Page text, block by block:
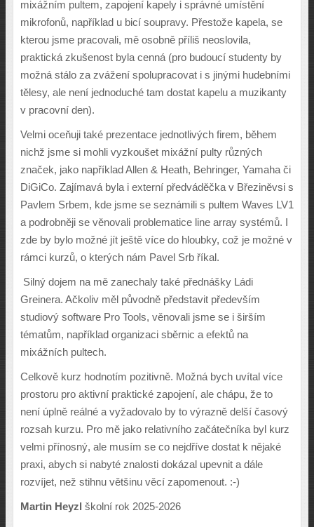
mixážním pultem, zapojení kapely i správné umístění
mikrofonů, například u bicí soupravy. Přestože kapela, se
kterou jsme pracovali, mě osobně příliš neoslovila,
praktická zkušenost byla cenná (pro budoucí studenty by
možná stálo za zvážení spolupracovat i s jinými hudebními
tělesy, ale není jednoduché tam dostat kapelu a muzikanty
v pracovní den).
Velmi oceňuji také prezentace jednotlivých firem, během
nichž jsme si mohli vyzkoušet mixážní pulty různých
značek, jako například Allen & Heath, Behringer, Yamaha či
DiGiCo. Zajímavá byla i externí předváděčka v Březiněvsi s
Pavlem Srbem, kde jsme se seznámili s pultem Waves LV1
a podrobněji se věnovali problematice line array systémů. I
zde by bylo možné jít ještě více do hloubky, což je možné v
rámci kurzů, o kterých nám Pavel Srb říkal.
Silný dojem na mě zanechaly také přednášky Ládi
Greinera. Ačkoliv měl původně představit především
studiový software Pro Tools, věnovali jsme se i širším
tématům, například organizaci sběrnic a efektů na
mixážních pultech.
Celkově kurz hodnotím pozitivně. Možná bych uvítal více
prostoru pro aktivní praktické zapojení, ale chápu, že to
není úplně reálné a vyžadovalo by to výrazně delší časový
rozsah kurzu. Pro mě jako relativního začátečníka byl kurz
velmi přínosný, ale musím se co nejdříve dostat k nějaké
praxi, abych si nabyté znalosti dokázal upevnit a dále
rozvíjet, než stihnu většinu věcí zapomenout. :-)
Martin Heyzl školní rok 2025-2026